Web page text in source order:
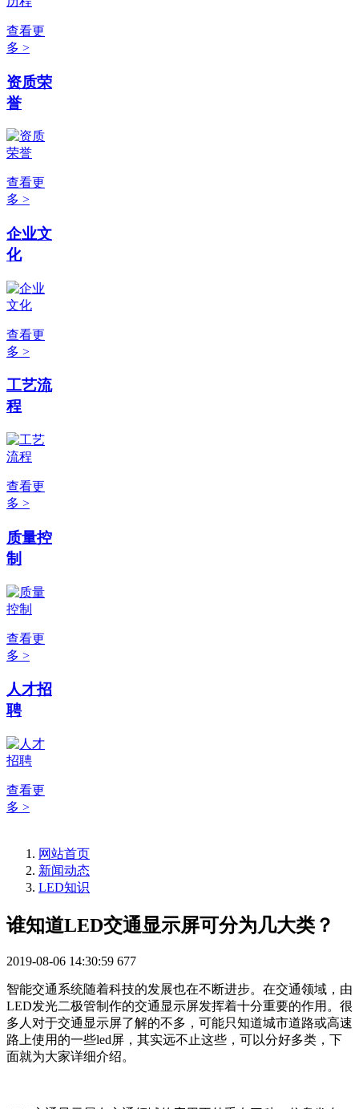
查看更
多 >
资质荣
誉
查看更
多 >
企业文
化
查看更
多 >
工艺流
程
查看更
多 >
质量控
制
查看更
多 >
人才招
聘
查看更
多 >
网站首页
新闻动态
LED知识
谁知道LED交通显示屏可分为几大类？
2019-08-06 14:30:59 677
智能交通系统随着科技的发展也在不断进步。在交通领域，由
LED发光二极管制作的交通显示屏发挥着十分重要的作用。很
多人对于交通显示屏了解的不多，可能只知道城市道路或高速
路上使用的一些led屏，其实远不止这些，可以分好多类，下
面就为大家详细介绍。